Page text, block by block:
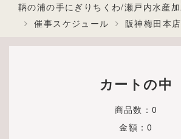
鞆の浦の手にぎりちくわ/瀬戸内水産
催事スケジュール
阪神梅田本店
カートの中
商品数：0
金額：0